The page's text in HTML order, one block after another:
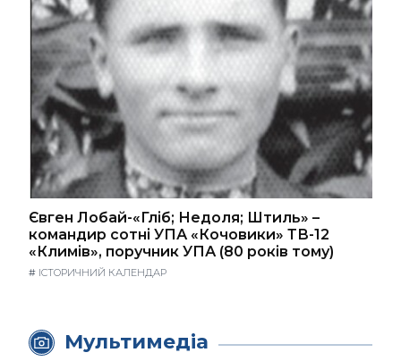
Євген Лобай-«Гліб; Недоля; Штиль» –
командир сотні УПА «Кочовики» ТВ-12
«Климів», поручник УПА (80 років тому)
# ІСТОРИЧНИЙ КАЛЕНДАР
Мультимедіа